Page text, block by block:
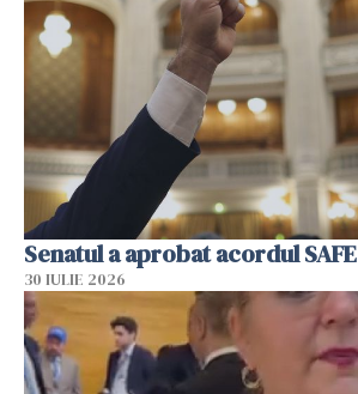
Senatul a aprobat acordul SAFE
30 IULIE 2026